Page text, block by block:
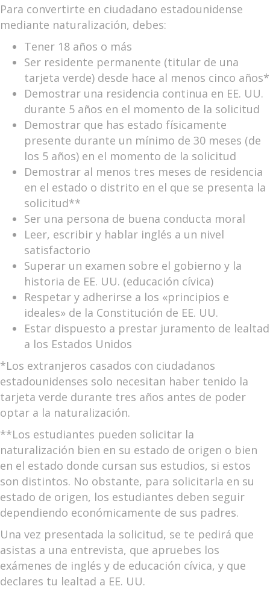
Para convertirte en ciudadano estadounidense
mediante naturalización, debes:
Tener 18 años o más
Ser residente permanente (titular de una
tarjeta verde) desde hace al menos cinco años*
Demostrar una residencia continua en EE. UU.
durante 5 años en el momento de la solicitud
Demostrar que has estado físicamente
presente durante un mínimo de 30 meses (de
los 5 años) en el momento de la solicitud
Demostrar al menos tres meses de residencia
en el estado o distrito en el que se presenta la
solicitud**
Ser una persona de buena conducta moral
Leer, escribir y hablar inglés a un nivel
satisfactorio
Superar un examen sobre el gobierno y la
historia de EE. UU. (educación cívica)
Respetar y adherirse a los «principios e
ideales» de la Constitución de EE. UU.
Estar dispuesto a prestar juramento de lealtad
a los Estados Unidos
*Los extranjeros casados con ciudadanos
estadounidenses solo necesitan haber tenido la
tarjeta verde durante tres años antes de poder
optar a la naturalización.
**Los estudiantes pueden solicitar la
naturalización bien en su estado de origen o bien
en el estado donde cursan sus estudios, si estos
son distintos. No obstante, para solicitarla en su
estado de origen, los estudiantes deben seguir
dependiendo económicamente de sus padres.
Una vez presentada la solicitud, se te pedirá que
asistas a una entrevista, que apruebes los
exámenes de inglés y de educación cívica, y que
declares tu lealtad a EE. UU.